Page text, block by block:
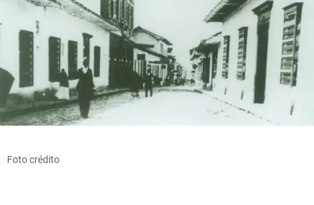
Foto crédito